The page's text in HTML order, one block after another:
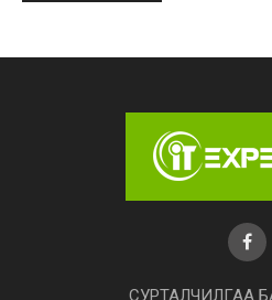
СУРТАЛЧИЛГАА